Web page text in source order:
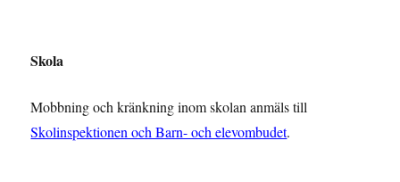
Skola
Mobbning och kränkning inom skolan anmäls till
Skolinspektionen och Barn- och elevombudet.